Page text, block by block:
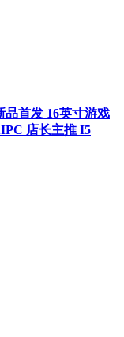
品首发 16英寸游戏
店长主推 I5